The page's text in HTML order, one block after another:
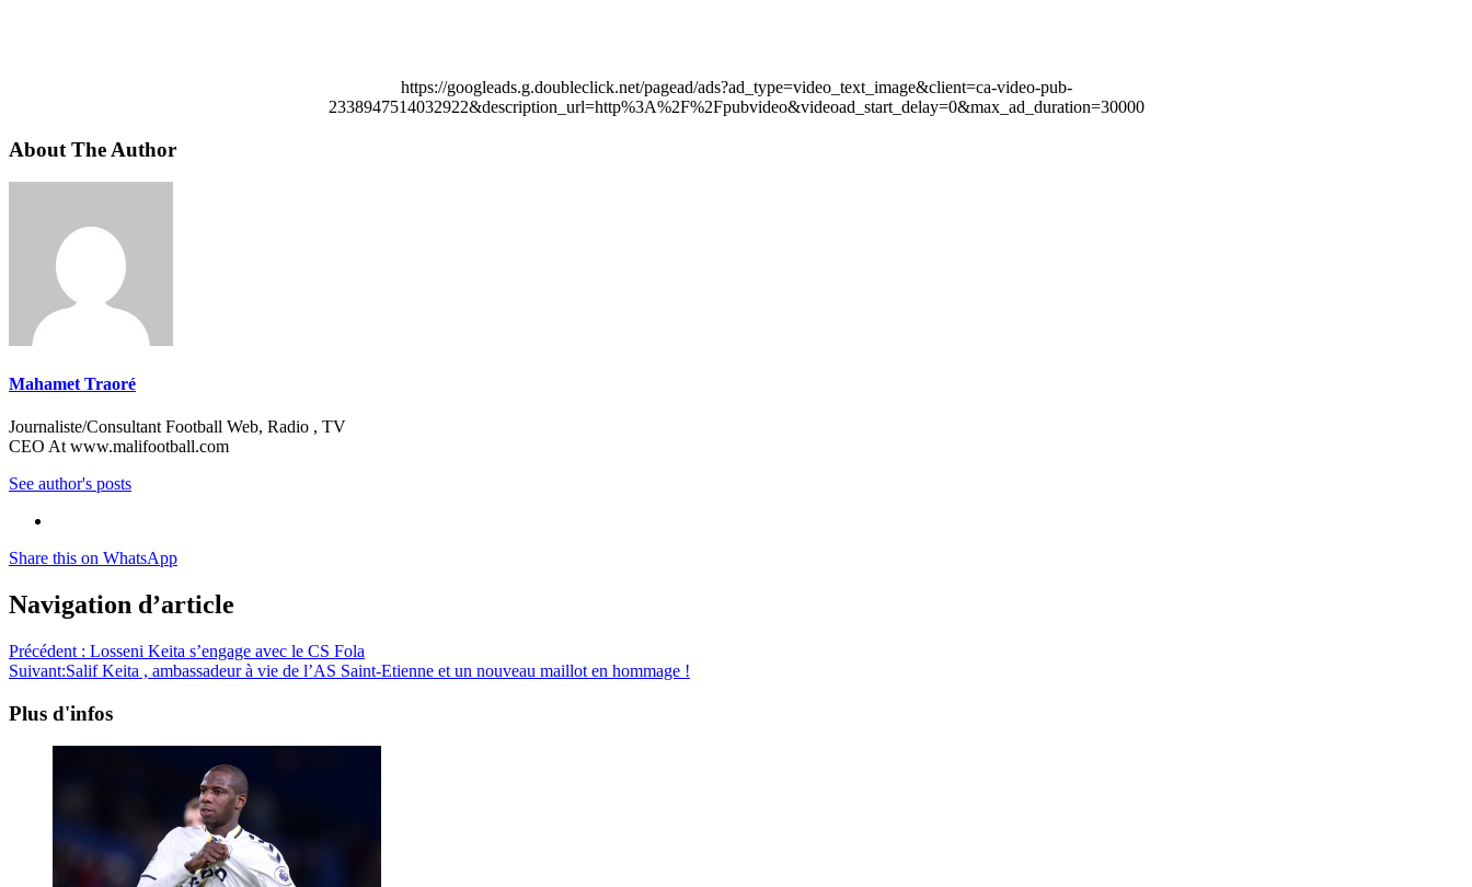
https://googleads.g.doubleclick.net/pagead/ads?ad_type=video_text_image&client=ca-video-pub-
2338947514032922&description_url=http%3A%2F%2Fpubvideo&videoad_start_delay=0&max_ad_duration=30000
About The Author
Mahamet Traoré
Journaliste/Consultant Football Web, Radio , TV
CEO At www.malifootball.com
See author's posts
Share this on WhatsApp
Navigation d’article
Précédent : Losseni Keita s’engage avec le CS Fola
Suivant:Salif Keita , ambassadeur à vie de l’AS Saint-Etienne et un nouveau maillot en hommage !
Plus d'infos